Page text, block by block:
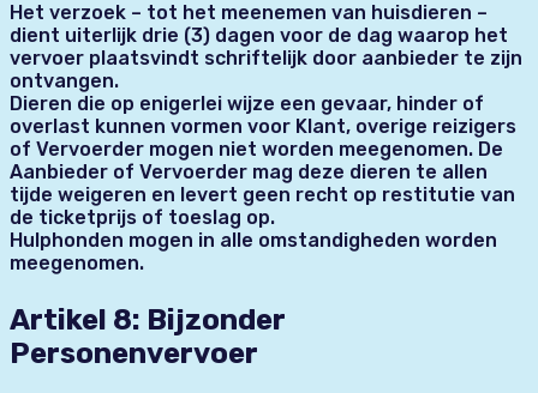
Het verzoek – tot het meenemen van huisdieren –
dient uiterlijk drie (3) dagen voor de dag waarop het
vervoer plaatsvindt schriftelijk door aanbieder te zijn
ontvangen.
Dieren die op enigerlei wijze een gevaar, hinder of
overlast kunnen vormen voor Klant, overige reizigers
of Vervoerder mogen niet worden meegenomen. De
Aanbieder of Vervoerder mag deze dieren te allen
tijde weigeren en levert geen recht op restitutie van
de ticketprijs of toeslag op.
Hulphonden mogen in alle omstandigheden worden
meegenomen.
Artikel 8: Bijzonder
Personenvervoer